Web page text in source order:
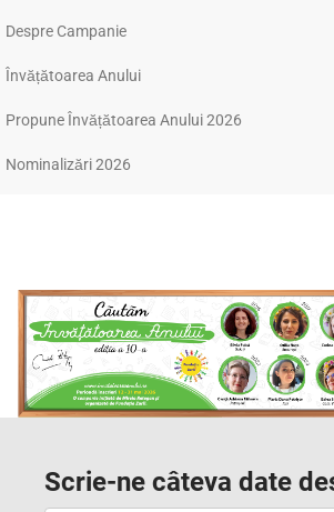
Despre Campanie
Învățătoarea Anului
Propune Învățătoarea Anului 2026
Nominalizări 2026
Scrie-ne câteva date